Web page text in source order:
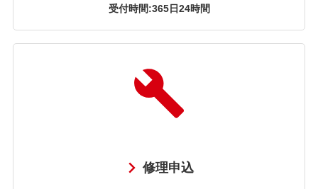
受付時間:365日24時間
修理申込